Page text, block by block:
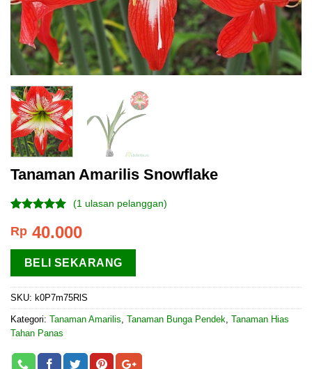
Tanaman Amarilis Snowflake
5.00 dari 5
pelanggan
(1 ulasan pelanggan)
Rp 40.000
BELI SEKARANG
SKU: k0P7m75RlS
Kategori: Tanaman Amarilis, Tanaman Bunga Pendek, Tanaman Hias
Tahan Panas